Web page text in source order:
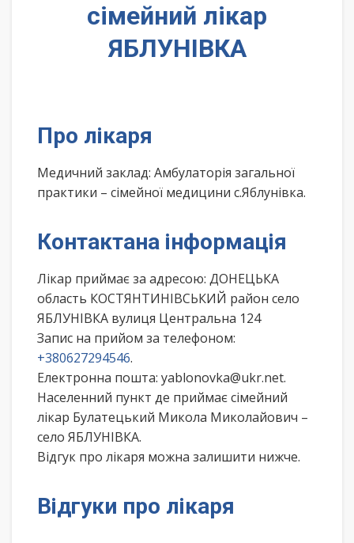
сімейний лікар
ЯБЛУНІВКА
Про лікаря
Медичний заклад: Амбулаторія загальної
практики – сімейної медицини с.Яблунівка.
Контактана інформація
Лікар приймає за адресою: ДОНЕЦЬКА
область КОСТЯНТИНІВСЬКИЙ район село
ЯБЛУНІВКА вулиця Центральна 124
Запис на прийом за телефоном:
+380627294546.
Електронна пошта: yablonovka@ukr.net.
Населенний пункт де приймає сімейний
лікар Булатецький Микола Миколайович –
село ЯБЛУНІВКА.
Відгук про лікаря можна залишити нижче.
Відгуки про лікаря